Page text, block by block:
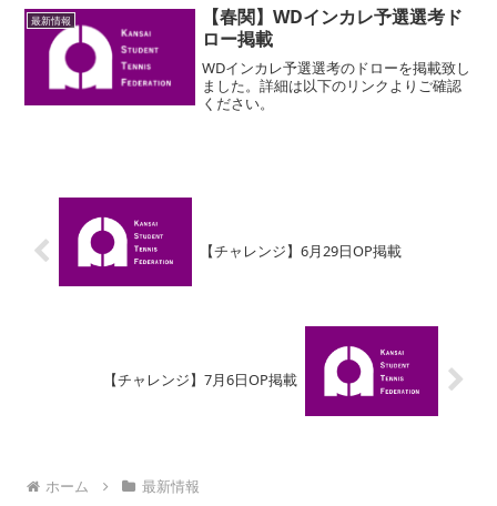
最新情報
【春関】WDインカレ予選選考ド
ロー掲載
WDインカレ予選選考のドローを掲載致し
ました。詳細は以下のリンクよりご確認
ください。
【チャレンジ】6月29日OP掲載
【チャレンジ】7月6日OP掲載
ホーム 最新情報